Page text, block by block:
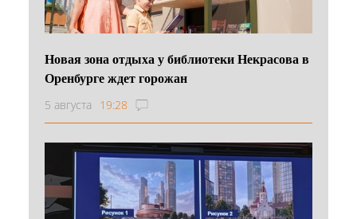
Новая зона отдыха у библиотеки Некрасова в
Оренбурге ждет горожан
5 августа 19:28